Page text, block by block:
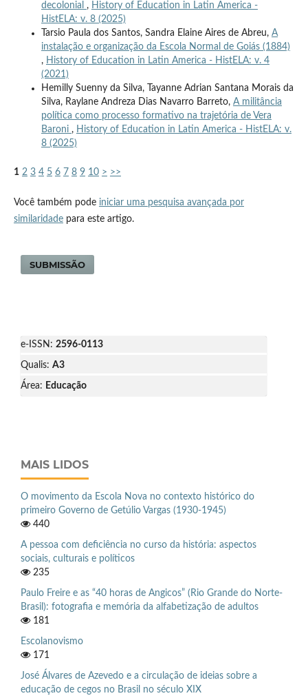
decolonial , History of Education in Latin America -
HistELA: v. 8 (2025)
Tarsio Paula dos Santos, Sandra Elaine Aires de Abreu, A
instalação e organização da Escola Normal de Goiás (1884)
, History of Education in Latin America - HistELA: v. 4
(2021)
Hemilly Suenny da Silva, Tayanne Adrian Santana Morais da
Silva, Raylane Andreza Dias Navarro Barreto, A militância
política como processo formativo na trajetória de Vera
Baroni , History of Education in Latin America - HistELA: v.
8 (2025)
1 2 3 4 5 6 7 8 9 10 > >>
Você também pode iniciar uma pesquisa avançada por
similaridadepara este artigo.
SUBMISSÃO
e-ISSN: 2596-0113
Qualis: A3
Área: Educação
MAIS LIDOS
O movimento da Escola Nova no contexto histórico do
primeiro Governo de Getúlio Vargas (1930-1945)
440
A pessoa com deficiência no curso da história: aspectos
sociais, culturais e políticos
235
Paulo Freire e as “40 horas de Angicos” (Rio Grande do Norte-
Brasil): fotografia e memória da alfabetização de adultos
181
Escolanovismo
171
José Álvares de Azevedo e a circulação de ideias sobre a
educação de cegos no Brasil no século XIX